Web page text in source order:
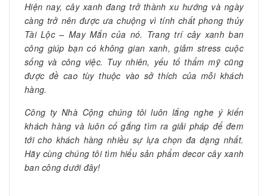
Hiện nay, cây xanh đang trở thành xu hướng và ngày
càng trở nên được ưa chuộng vì tính chất phong thủy
Tài Lộc – May Mắn của nó. Trang trí cây xanh ban
công giúp bạn có không gian xanh, giảm stress cuộc
sống và công việc. Tuy nhiên, yếu tố thẩm mỹ cũng
được đề cao tùy thuộc vào sở thích của mỗi khách
hàng.
Công ty Nhà Cộng chúng tôi luôn lắng nghe ý kiến
khách hàng và luôn cố gắng tìm ra giải pháp để đem
tới cho khách hàng nhiều sự lựa chọn đa dạng nhất.
Hãy cùng chúng tôi tìm hiểu sản phẩm decor cây xanh
ban công dưới đây!